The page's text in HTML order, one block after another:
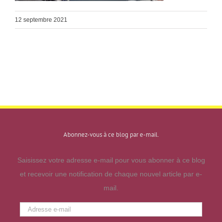
12 septembre 2021
Abonnez-vous à ce blog par e-mail.
Saisissez votre adresse e-mail pour vous abonner à ce blog
et recevoir une notification de chaque nouvel article par e-
mail.
Adresse